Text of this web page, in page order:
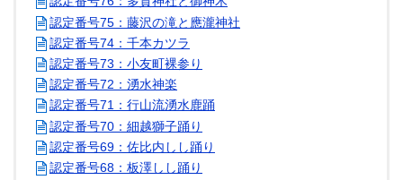
認定番号75：藤沢の滝と應瀧神社
認定番号74：千本カツラ
認定番号73：小友町裸参り
認定番号72：湧水神楽
認定番号71：行山流湧水鹿踊
認定番号70：細越獅子踊り
認定番号69：佐比内しし踊り
認定番号68：板澤しし踊り